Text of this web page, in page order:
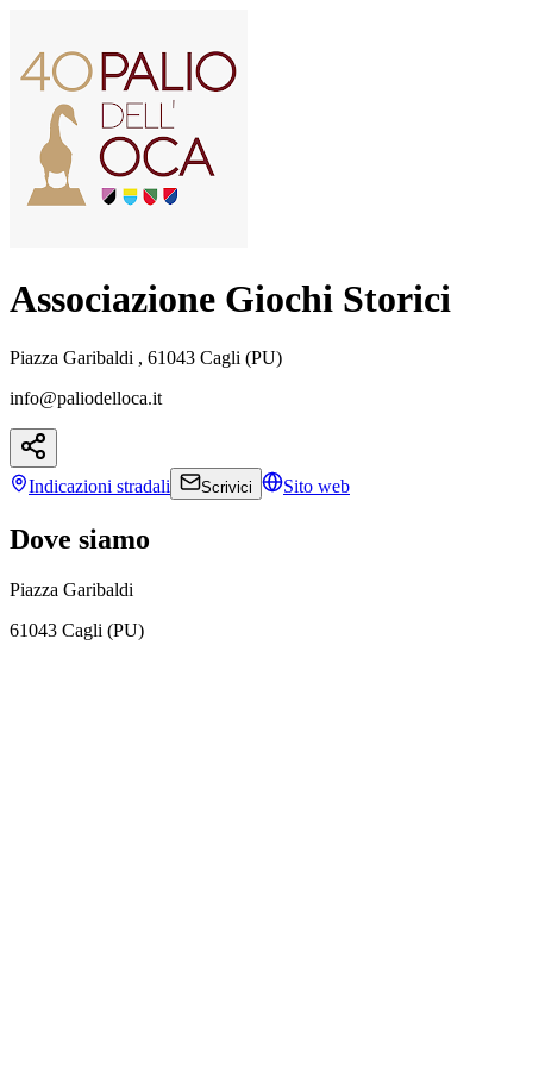
Associazione Giochi Storici
Piazza Garibaldi , 61043 Cagli (PU)
info@paliodelloca.it
Indicazioni stradali Scrivici Sito web
Dove siamo
Piazza Garibaldi
61043 Cagli (PU)